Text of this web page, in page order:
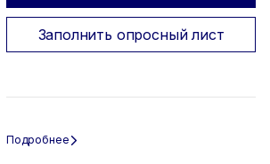
Заполнить опросный лист